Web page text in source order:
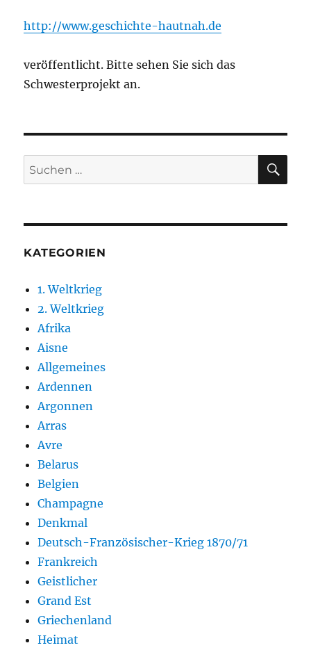
http://www.geschichte-hautnah.de
veröffentlicht. Bitte sehen Sie sich das
Schwesterprojekt an.
Suchen
nach:
KATEGORIEN
1. Weltkrieg
2. Weltkrieg
Afrika
Aisne
Allgemeines
Ardennen
Argonnen
Arras
Avre
Belarus
Belgien
Champagne
Denkmal
Deutsch-Französischer-Krieg 1870/71
Frankreich
Geistlicher
Grand Est
Griechenland
Heimat